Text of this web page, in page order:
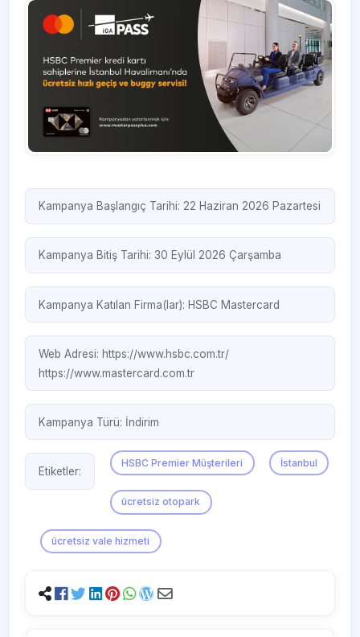
Kampanya Başlangıç Tarihi: 22 Haziran 2026 Pazartesi
Kampanya Bitiş Tarihi: 30 Eylül 2026 Çarşamba
Kampanya Katılan Firma(lar):HSBCMastercard
Web Adresi: https://www.hsbc.com.tr/
https://www.mastercard.com.tr
Kampanya Türü: İndirim
Etiketler:
HSBC Premier Müşterileri İstanbul
ücretsiz otopark
ücretsiz vale hizmeti